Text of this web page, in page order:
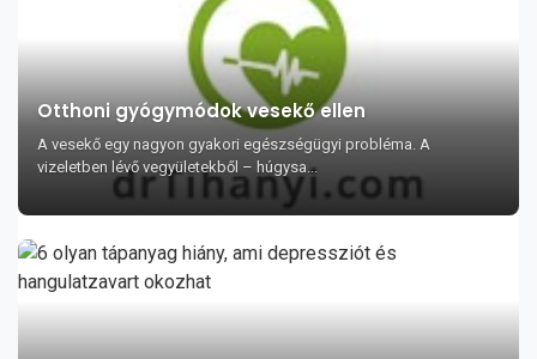
Otthoni gyógymódok vesekő ellen
A vesekő egy nagyon gyakori egészségügyi probléma. A
vizeletben lévő vegyületekből – húgysa...